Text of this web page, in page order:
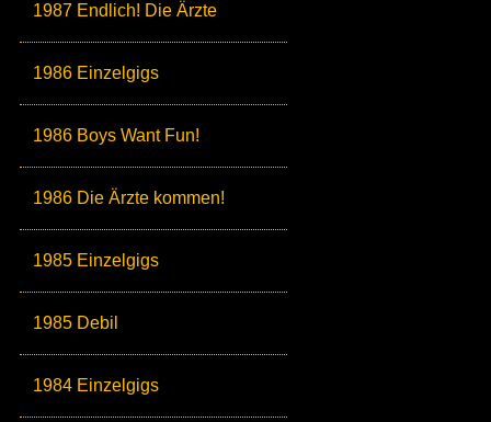
1987 Endlich! Die Ärzte
1986 Einzelgigs
1986 Boys Want Fun!
1986 Die Ärzte kommen!
1985 Einzelgigs
1985 Debil
1984 Einzelgigs